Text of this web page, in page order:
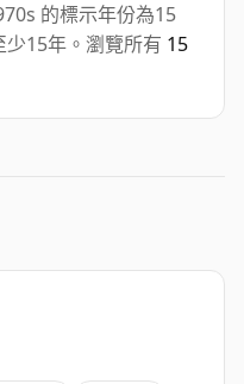
的標示年份為15
15年。瀏覽所有 15